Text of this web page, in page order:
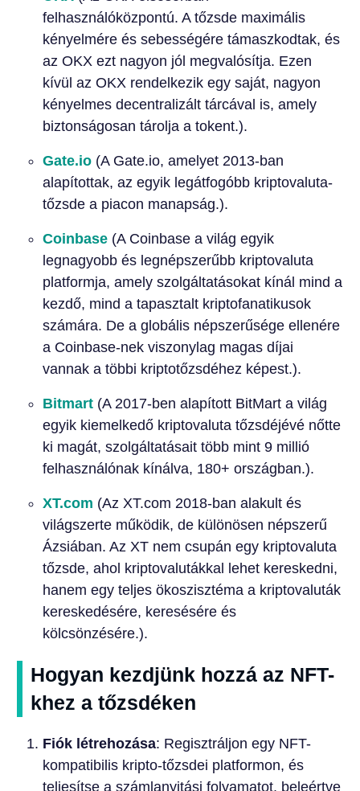
felhasználóközpontú. A tőzsde maximális
kényelmére és sebességére támaszkodtak, és
az OKX ezt nagyon jól megvalósítja. Ezen
kívül az OKX rendelkezik egy saját, nagyon
kényelmes decentralizált tárcával is, amely
biztonságosan tárolja a tokent.).
Gate.io(A Gate.io, amelyet 2013-ban
alapítottak, az egyik legátfogóbb kriptovaluta-
tőzsde a piacon manapság.).
Coinbase(A Coinbase a világ egyik
legnagyobb és legnépszerűbb kriptovaluta
platformja, amely szolgáltatásokat kínál mind a
kezdő, mind a tapasztalt kriptofanatikusok
számára. De a globális népszerűsége ellenére
a Coinbase-nek viszonylag magas díjai
vannak a többi kriptotőzsdéhez képest.).
Bitmart(A 2017-ben alapított BitMart a világ
egyik kiemelkedő kriptovaluta tőzsdéjévé nőtte
ki magát, szolgáltatásait több mint 9 millió
felhasználónak kínálva, 180+ országban.).
XT.com (Az XT.com 2018-ban alakult és
világszerte működik, de különösen népszerű
Ázsiában. Az XT nem csupán egy kriptovaluta
tőzsde, ahol kriptovalutákkal lehet kereskedni,
hanem egy teljes ökoszisztéma a kriptovaluták
kereskedésére, keresésére és
kölcsönzésére.).
Hogyan kezdjünk hozzá az NFT-
khez a tőzsdéken
Fiók létrehozása: Regisztráljon egy NFT-
kompatibilis kripto-tőzsdei platformon, és
teljesítse a számlanyitási folyamatot, beleértve